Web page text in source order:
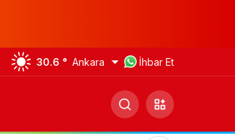
30.6 ° Ankara İhbar Et